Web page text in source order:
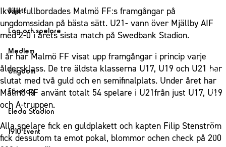
Nyheter
Kalender
Biljett
Biljett
Årskort dam
Mitt MFF
Biljetter till bortamatcher
Biljettvillkor
Lag och spelare
Lag
Herrlaget
Spelare
Ledarstab
Damlaget
Spelare
Ledarstab
Medlem
Medlemskap i Malmö FF
Årsmöte 2026
Ungdom
MFF Ungdom
Sommarfotboll
Fotbollsskolan
Företag
Bli företagspartner
Nätverket
Klubbstolar
Eleda Stadion
Eleda Stadion
Erics Bar & Restaurang
1910 Event
Ikväll fullbordades Malmö FF:s framgångar på
ungdomssidan på bästa sätt. U21- vann över Mjällby AIF
med 2-0 i årets sista match på Swedbank Stadion.
I år har Malmö FF visat upp framgångar i princip varje
åldersklass. De tre äldsta klasserna U17, U19 och U21 har
slutat med två guld och en semifinalplats. Under året har
Malmö FF använt totalt 54 spelare i U21från just U17, U19
och A-truppen.
Alla spelare fick en guldplakett och kapten Filip Stenström
fick dessutom ta emot pokal, blommor ochen check på 200